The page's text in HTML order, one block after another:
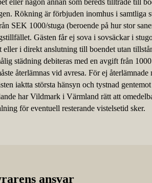
eller någon annan som bereds tillträde till
Rökning är förbjuden inomhus i samtliga
SEK 1000/stuga (beroende på hur stor
Gästen får ej sova i sovsäckar i
eller i direkt anslutning till boendet utan
städning debiteras med en avgift från
återlämnas vid avresa. För ej
iaktta största hänsyn och tystnad
har Vildmark i Värmland rätt att
för eventuell resterande vistelsetid sker.
ansvar